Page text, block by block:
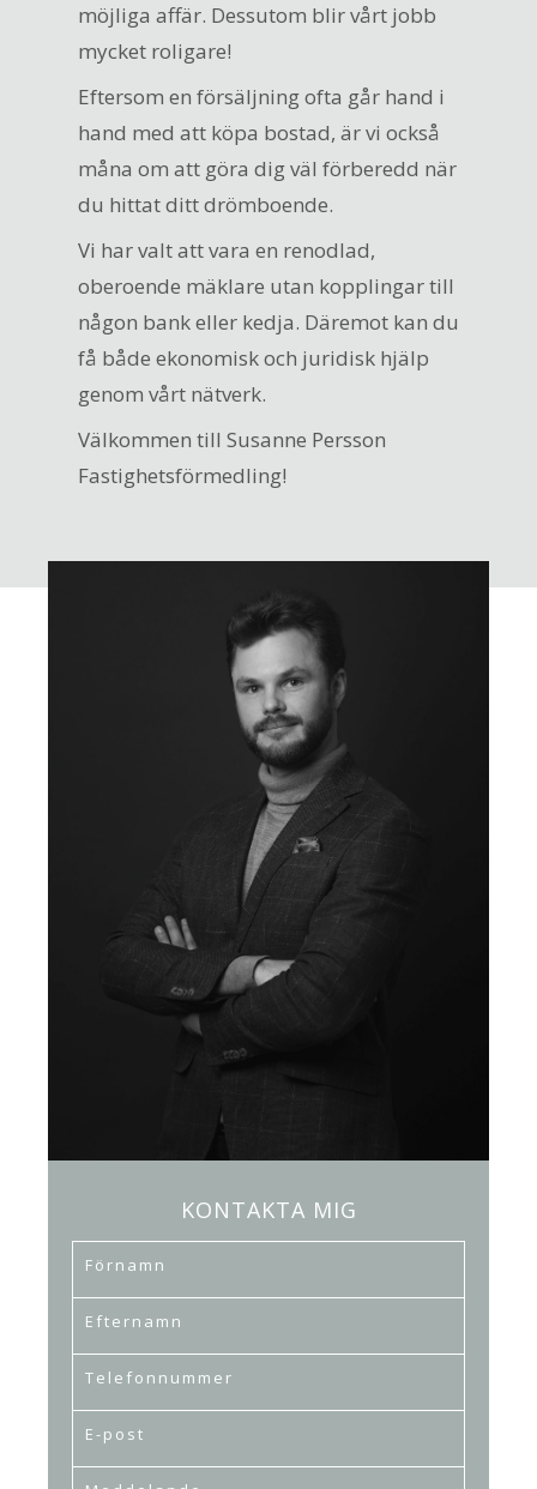
möjliga affär. Dessutom blir vårt jobb
mycket roligare!
Eftersom en försäljning ofta går hand i
hand med att köpa bostad, är vi också
måna om att göra dig väl förberedd när
du hittat ditt drömboende.
Vi har valt att vara en renodlad,
oberoende mäklare utan kopplingar till
någon bank eller kedja. Däremot kan du
få både ekonomisk och juridisk hjälp
genom vårt nätverk.
Välkommen till Susanne Persson
Fastighetsförmedling!
KONTAKTA MIG